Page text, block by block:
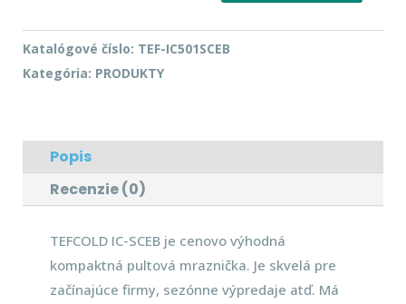
Katalógové číslo: TEF-IC501SCEB
Kategória: PRODUKTY
Popis
Recenzie (0)
TEFCOLD IC-SCEB je cenovo výhodná
kompaktná pultová mraznička. Je skvelá pre
začínajúce firmy, sezónne výpredaje atď. Má